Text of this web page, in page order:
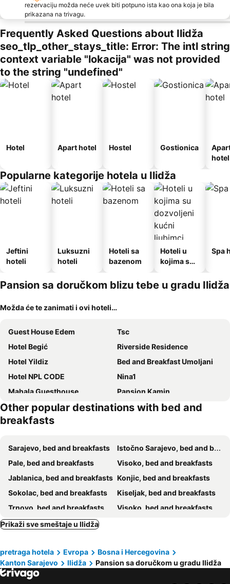
rezervaciju možda neće uvek biti potpuno ista kao ona koja je bila
prikazana na trivagu.
Frequently Asked Questions about Ilidža
seo_tlp_other_stays_title: Error: The intl string
context variable "lokacija" was not provided
to the string "undefined"
Hotel Apart hotel Hostel Gostionica
hotel
Popularne kategorije hotela u Ilidža
Jeftini
hoteli
Luksuzni
hoteli
Hoteli sa
bazenom
Hoteli u
kojima su
kućni
ljubimci
Spa
Pansion sa doručkom blizu tebe u gradu Ilidža
Možda će te zanimati i ovi hoteli…
Guest House Edem
Tsc
Hotel Begić
Riverside Residence
Hotel Yildiz
Bed and Breakfast Umoljani
Hotel NPL CODE
Nina1
Mahala Guesthouse
Pansion Kamin
B&B Pansion Otoka
Room near University Campus in Sarajevo - Rooms Sarajevo
Bosanska avlija GuestHouse
Other popular destinations with bed and
breakfasts
Sarajevo, bed and breakfasts
Istočno Sarajevo, bed and breakfasts
Pale, bed and breakfasts
Visoko, bed and breakfasts
Jablanica, bed and breakfasts Konjic, bed and breakfasts
Sokolac, bed and breakfasts
Kiseljak, bed and breakfasts
Trnovo, bed and breakfasts
Visoko, bed and breakfasts
Prikaži sve smeštaje u Ilidža
pretraga hotela Evropa
Bosna i Hercegovina
Kanton Sarajevo
Ilidža Pansion sa doručkom u gradu Ilidža